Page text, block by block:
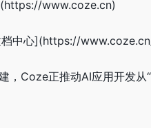
www.coze.cn)
档中心](https://
，Coze正推动AI应用开发从